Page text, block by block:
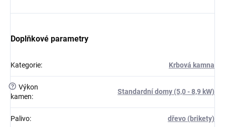
Doplňkové parametry
Kategorie: Krbová kamna
? Výkon
kamen:
Standardní domy (5,0 - 8,9 kW)
Palivo: dřevo (brikety)